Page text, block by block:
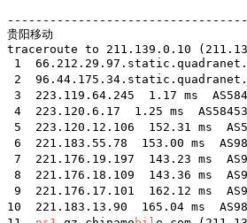
贵阳移动
traceroute to 211.139.0.10
1
2
3  223.119.64.245  1.17 ms
4  223.120.6.17  1.25 ms  AS58453
5  223.120.12.106  152.31 ms
6  221.183.55.78  153.00 ms
7  221.176.19.197  143.23 ms
8  221.176.18.109  143.36 ms
9  221.176.17.101  162.12 ms
10  221.183.13.90  165.04 ms